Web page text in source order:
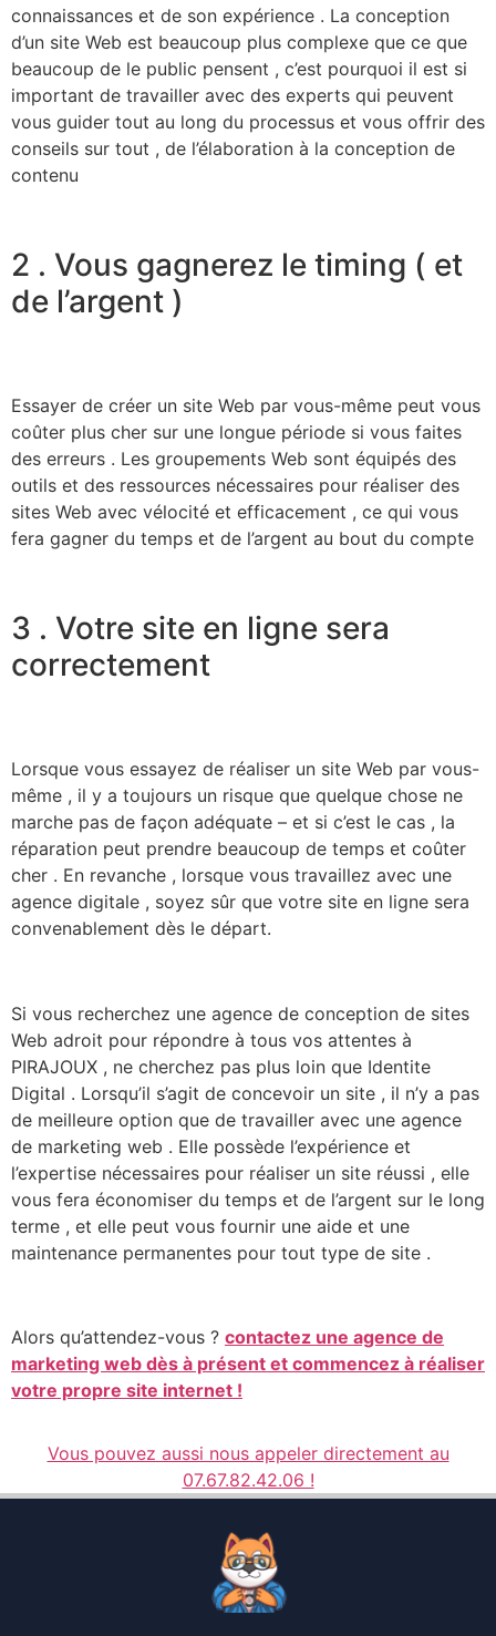
connaissances et de son expérience . La conception
d’un site Web est beaucoup plus complexe que ce que
beaucoup de le public pensent , c’est pourquoi il est si
important de travailler avec des experts qui peuvent
vous guider tout au long du processus et vous offrir des
conseils sur tout , de l’élaboration à la conception de
contenu
2 . Vous gagnerez le timing ( et
de l’argent )
Essayer de créer un site Web par vous-même peut vous
coûter plus cher sur une longue période si vous faites
des erreurs . Les groupements Web sont équipés des
outils et des ressources nécessaires pour réaliser des
sites Web avec vélocité et efficacement , ce qui vous
fera gagner du temps et de l’argent au bout du compte
3 . Votre site en ligne sera
correctement
Lorsque vous essayez de réaliser un site Web par vous-
même , il y a toujours un risque que quelque chose ne
marche pas de façon adéquate – et si c’est le cas , la
réparation peut prendre beaucoup de temps et coûter
cher . En revanche , lorsque vous travaillez avec une
agence digitale , soyez sûr que votre site en ligne sera
convenablement dès le départ.
Si vous recherchez une agence de conception de sites
Web adroit pour répondre à tous vos attentes à
PIRAJOUX , ne cherchez pas plus loin que Identite
Digital . Lorsqu’il s’agit de concevoir un site , il n’y a pas
de meilleure option que de travailler avec une agence
de marketing web . Elle possède l’expérience et
l’expertise nécessaires pour réaliser un site réussi , elle
vous fera économiser du temps et de l’argent sur le long
terme , et elle peut vous fournir une aide et une
maintenance permanentes pour tout type de site .
Alors qu’attendez-vous ? contactez une agence de
marketing web dès à présent et commencez à réaliser
votre propre site internet !
Vous pouvez aussi nous appeler directement au
07.67.82.42.06 !